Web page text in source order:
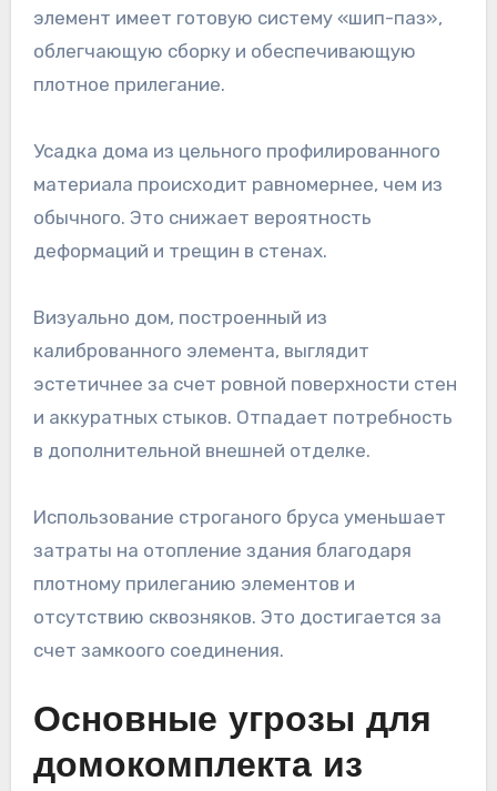
элемент имеет готовую систему «шип-паз»,
облегчающую сборку и обеспечивающую
плотное прилегание.
Усадка дома из цельного профилированного
материала происходит равномернее, чем из
обычного. Это снижает вероятность
деформаций и трещин в стенах.
Визуально дом, построенный из
калиброванного элемента, выглядит
эстетичнее за счет ровной поверхности стен
и аккуратных стыков. Отпадает потребность
в дополнительной внешней отделке.
Использование строганого бруса уменьшает
затраты на отопление здания благодаря
плотному прилеганию элементов и
отсутствию сквозняков. Это достигается за
счет замкоого соединения.
Основные угрозы для
домокомплекта из